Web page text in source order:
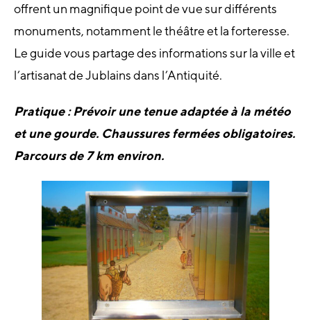
offrent un magnifique point de vue sur différents
monuments, notamment le théâtre et la forteresse.
Le guide vous partage des informations sur la ville et
l’artisanat de Jublains dans l’Antiquité.
Pratique : Prévoir une tenue adaptée à la météo
et une gourde. Chaussures fermées obligatoires.
Parcours de 7 km environ.